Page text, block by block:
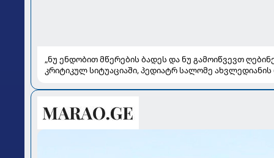
„ნუ ენდობით მწერების ბადეს და ნუ გამოიწვევთ
კრიტიკულ სიტუაციაში, პედიატრ სალომე ახვლედიანის